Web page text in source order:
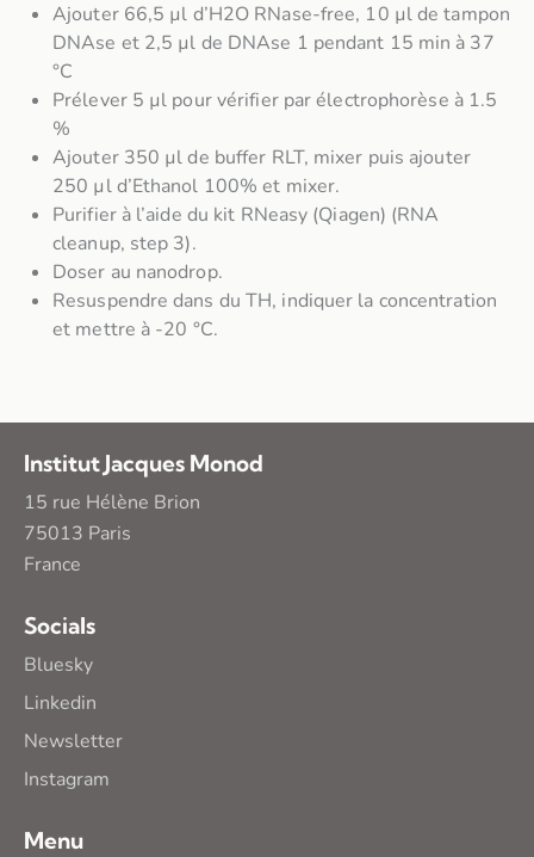
Ajouter 66,5 µl d’H2O RNase-free, 10 µl de tampon
DNAse et 2,5 µl de DNAse 1 pendant 15 min à 37
°C
Prélever 5 µl pour vérifier par électrophorèse à 1.5
%
Ajouter 350 µl de buffer RLT, mixer puis ajouter
250 µl d’Ethanol 100% et mixer.
Purifier à l’aide du kit RNeasy (Qiagen) (RNA
cleanup, step 3).
Doser au nanodrop.
Resuspendre dans du TH, indiquer la concentration
et mettre à -20 °C.
Institut Jacques Monod
15 rue Hélène Brion
75013 Paris
France
Socials
Bluesky
Linkedin
Newsletter
Instagram
Menu